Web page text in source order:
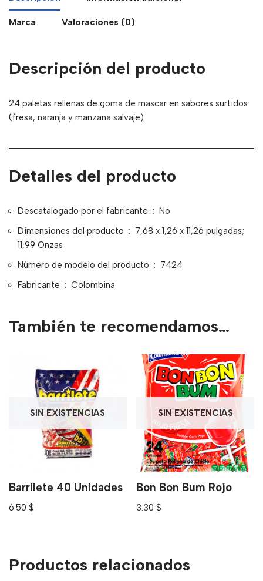
Marca Valoraciones (0)
Descripción del producto
24 paletas rellenas de goma de mascar en sabores surtidos
(fresa, naranja y manzana salvaje)
Detalles del producto
Descatalogado por el fabricante ‏ : ‎ No
Dimensiones del producto ‏ : ‎ 7,68 x 1,26 x 11,26 pulgadas;
11,99 Onzas
Número de modelo del producto ‏ : ‎ 7424
Fabricante ‏ : ‎ Colombina
También te recomendamos…
SIN EXISTENCIAS
Barrilete 40 Unidades
6.50 $
SIN EXISTENCIAS
Bon Bon Bum Rojo
3.30$
Productos relacionados